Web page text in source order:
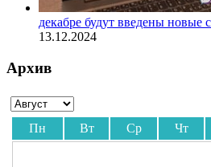
декабре будут введены новые
13.12.2024
Архив
Пн Вт Ср Чт